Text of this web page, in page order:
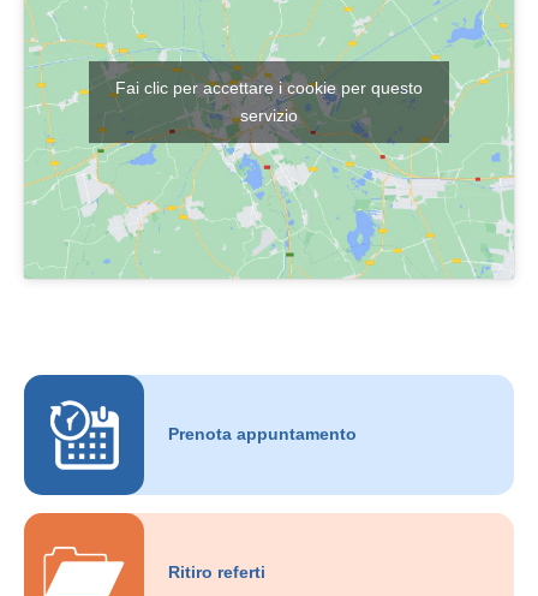
Fai clic per accettare i cookie per questo
servizio
Prenota appuntamento
Ritiro referti